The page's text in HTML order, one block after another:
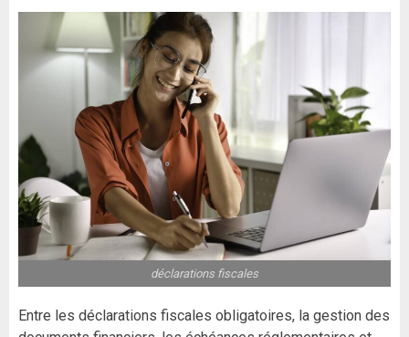
déclarations fiscales
Entre les déclarations fiscales obligatoires, la gestion des